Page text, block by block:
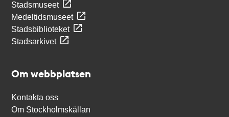
Stadsmuseet
Medeltidsmuseet
Stadsbiblioteket
Stadsarkivet
Om webbplatsen
Kontakta oss
Om Stockholmskällan